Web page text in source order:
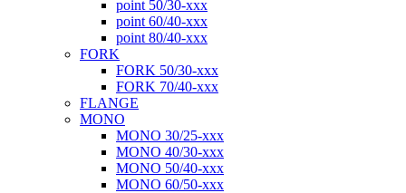
point 50/30-xxx
point 60/40-xxx
point 80/40-xxx
FORK
FORK 50/30-xxx
FORK 70/40-xxx
FLANGE
MONO
MONO 30/25-xxx
MONO 40/30-xxx
MONO 50/40-xxx
MONO 60/50-xxx